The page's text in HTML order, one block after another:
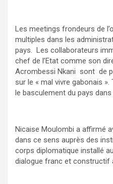
Les meetings frondeurs de
multiples dans les
pays. Les collaborateurs
chef de l’Etat comme son
Acrombessi Nkani sont de
sur le « mal vivre gabonais
le basculement du pays dans
Nicaise Moulombi a affirmé
dans ce sens auprès des
corps diplomatique installé
dialogue franc et constructif